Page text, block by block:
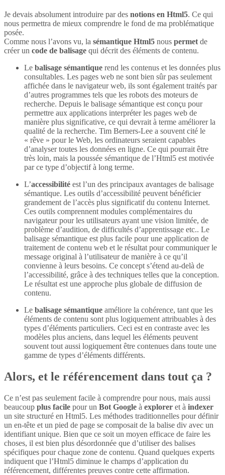
Je devais absolument introduire par des notions en Html5. Ce qui
nous permettra de mieux comprendre le fond de ma problématique
posée.
Comme nous l’avons vu, la sémantique Html5 nous permet de
créer un code de balisage qui décrit des éléments de contenu.
Le balisage sémantique rend les contenus et les données plus
consultables. Les pages web ne sont bien sûr pas seulement
affichée dans le navigateur web, ils sont également traités par
d’autres programmes tels que les robots des moteurs de
recherche. Depuis le balisage sémantique est conçu pour
permettre aux applications interpréter les pages web de
manière plus significative, ce qui devrait à terme améliorer la
qualité de la recherche. Tim Berners-Lee a souvent cité le
« rêve » pour le Web, les ordinateurs seraient capables
d’analyser toutes les données en ligne. Ce qui pourrait être
très loin, mais la poussée sémantique de l’Html5 est motivée
par ce type d’objectif à long terme.
L’accessibilité est l’un des principaux avantages de balisage
sémantique. Les outils d’accessibilité peuvent bénéficier
grandement de l’accès plus significatif du contenu Internet.
Ces outils comprennent modules complémentaires du
navigateur pour les utilisateurs ayant une vision limitée, de
problème d’audition, de difficultés d’apprentissage etc.. Le
balisage sémantique est plus facile pour une application de
traitement de contenu web et le résultat pour communiquer le
message original à l’utilisateur de manière à ce qu’il
convienne à leurs besoins. Ce concept s’étend au-delà de
l’accessibilité, grâce à des techniques telles que la conception.
Le résultat est une approche plus globale de diffusion de
contenu.
Le balisage sémantique améliore la cohérence, tant que les
éléments de contenu sont plus logiquement attribuables à des
types d’éléments particuliers. Ceci est en contraste avec les
modèles plus anciens, dans lequel les éléments peuvent
souvent tout aussi logiquement être contenues dans toute une
gamme de types d’éléments différents.
Alors, et le référencement dans tout ça ?
Ce n’est pas seulement facile à comprendre pour nous, mais aussi
beaucoup plus facile pour un Bot Google à explorer et à indexer
un site structuré en Html5. Les méthodes traditionnelles pour définir
un en-tête et un pied de page se composait de la balise div avec un
identifiant unique. Bien que ce soit un moyen efficace de faire les
choses, il est bien plus désordonnée que d’utiliser des balises
spécifiques pour chaque zone de contenu. Quand quelques experts
indiquent que l’Html5 diminue le champs d’application du
référencement, différentes preuves contre cette affirmation.